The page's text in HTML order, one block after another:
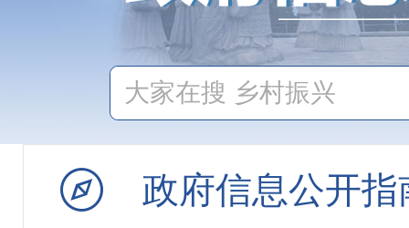
政府信息公开指
食品生产经营监
特殊食品生产经
食品安全抽检
不合格食品核查